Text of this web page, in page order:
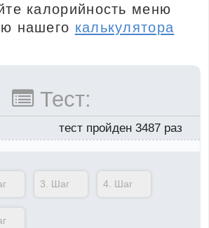
калорийность меню
нашего калькулятора
Тест:
тест пройден 3487 раз
3. Шаг 4. Шаг